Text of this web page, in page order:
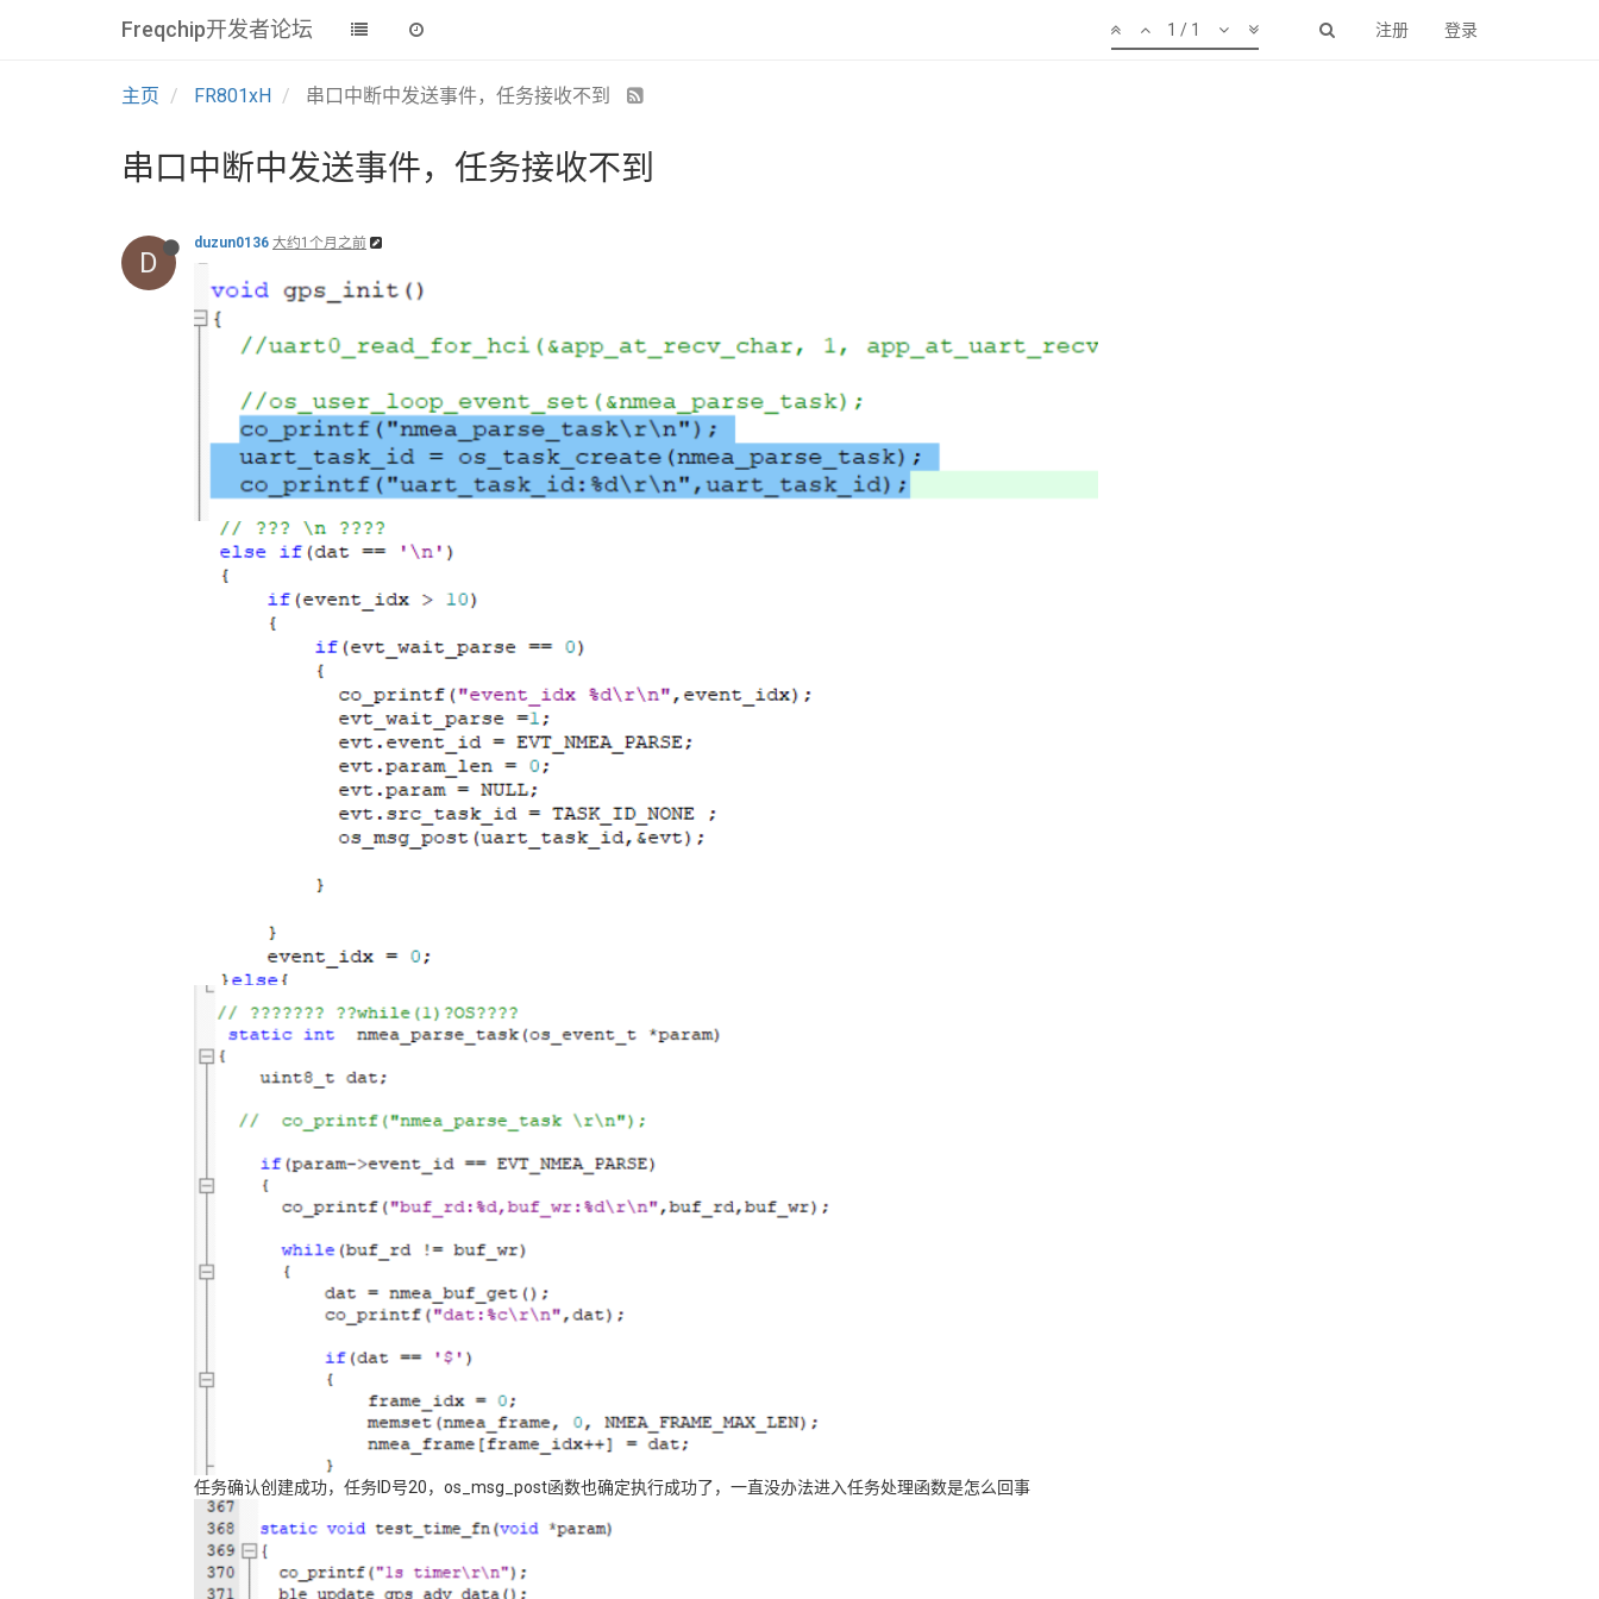
Freqchip开发者论坛 注册 登录
1 / 1
主页 FR801xH 串口中断中发送事件，任务接收不到
串口中断中发送事件，任务接收不到
D
duzun0136 大约1个月之前
任务确认创建成功，任务ID号20，os_msg_post函数也确定执行成功了，一直没办法进入任务处理函数是怎么回事